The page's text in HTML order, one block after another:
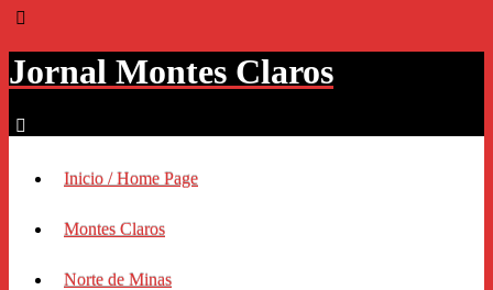
Jornal Montes Claros
Inicio / Home Page
Montes Claros
Norte de Minas